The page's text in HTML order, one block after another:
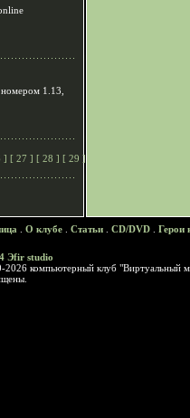
1.13,
] [ 27 ] [ 28 ] [ 29 ]
О клубе Статьи CD/DVD Герои
Эfir studio
2026 компьютерный клуб "Виртуальный